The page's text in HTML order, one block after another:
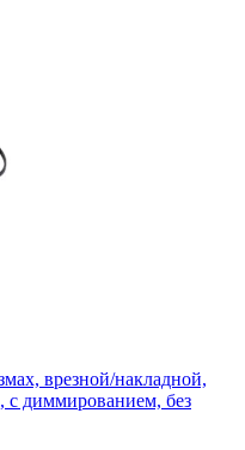
врезной/накладной,
диммированием, без